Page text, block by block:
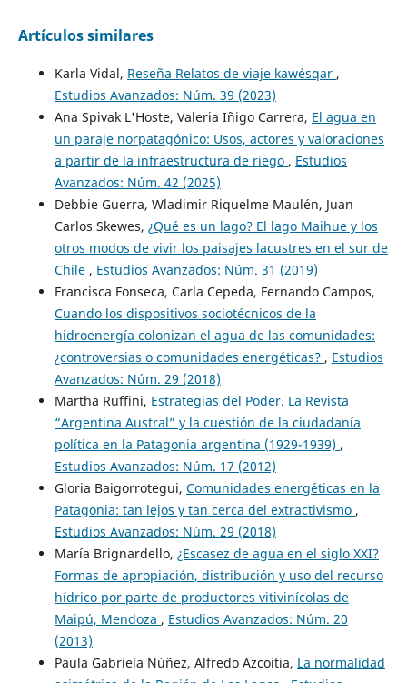
Artículos similares
Karla Vidal, Reseña Relatos de viaje kawésqar ,
Estudios Avanzados: Núm. 39 (2023)
Ana Spivak L'Hoste, Valeria Iñigo Carrera, El agua en
un paraje norpatagónico: Usos, actores y valoraciones
a partir de la infraestructura de riego , Estudios
Avanzados: Núm. 42 (2025)
Debbie Guerra, Wladimir Riquelme Maulén, Juan
Carlos Skewes, ¿Qué es un lago? El lago Maihue y los
otros modos de vivir los paisajes lacustres en el sur de
Chile , Estudios Avanzados: Núm. 31 (2019)
Francisca Fonseca, Carla Cepeda, Fernando Campos,
Cuando los dispositivos sociotécnicos de la
hidroenergía colonizan el agua de las comunidades:
¿controversias o comunidades energéticas? , Estudios
Avanzados: Núm. 29 (2018)
Martha Ruffini, Estrategias del Poder. La Revista
“Argentina Austral” y la cuestión de la ciudadanía
política en la Patagonia argentina (1929-1939) ,
Estudios Avanzados: Núm. 17 (2012)
Gloria Baigorrotegui, Comunidades energéticas en la
Patagonia: tan lejos y tan cerca del extractivismo ,
Estudios Avanzados: Núm. 29 (2018)
María Brignardello, ¿Escasez de agua en el siglo XXI?
Formas de apropiación, distribución y uso del recurso
hídrico por parte de productores vitivinícolas de
Maipú, Mendoza , Estudios Avanzados: Núm. 20
(2013)
Paula Gabriela Núñez, Alfredo Azcoitia, La normalidad